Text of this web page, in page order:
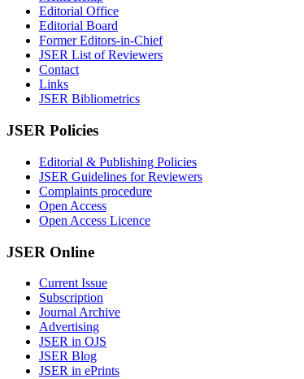
Editorial Office
Editorial Board
Former Editors-in-Chief
JSER List of Reviewers
Contact
Links
JSER Bibliometrics
JSER Policies
Editorial & Publishing Policies
JSER Guidelines for Reviewers
Complaints procedure
Open Access
Open Access Licence
JSER Online
Current Issue
Subscription
Journal Archive
Advertising
JSER in OJS
JSER Blog
JSER in ePrints